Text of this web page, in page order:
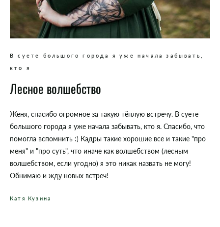
В суете большого города я уже начала забывать,
кто я
Лесное волшебство
Женя, спасибо огромное за такую тёплую встречу. В суете
большого города я уже начала забывать, кто я. Спасибо, что
помогла вспомнить :) Кадры такие хорошие все и такие "про
меня" и "про суть", что иначе как волшебством (лесным
волшебством, если угодно) я это никак назвать не могу!
Обнимаю и жду новых встреч!
Катя Кузина